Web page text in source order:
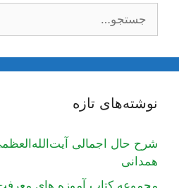
نوشته‌های تازه
شرح حال اجمالی
همدانی
مجموعه کتاب آموزه های